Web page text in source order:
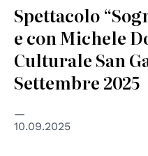
Spettacolo
e con Michele
Culturale San
Settembre 2025
10.09.2025